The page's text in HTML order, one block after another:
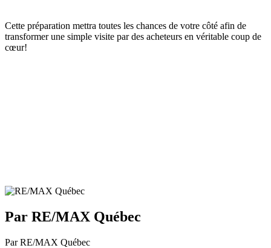
Cette préparation mettra toutes les chances de votre côté afin de
transformer une simple visite par des acheteurs en véritable coup de
cœur!
Par RE/MAX Québec
Par RE/MAX Québec